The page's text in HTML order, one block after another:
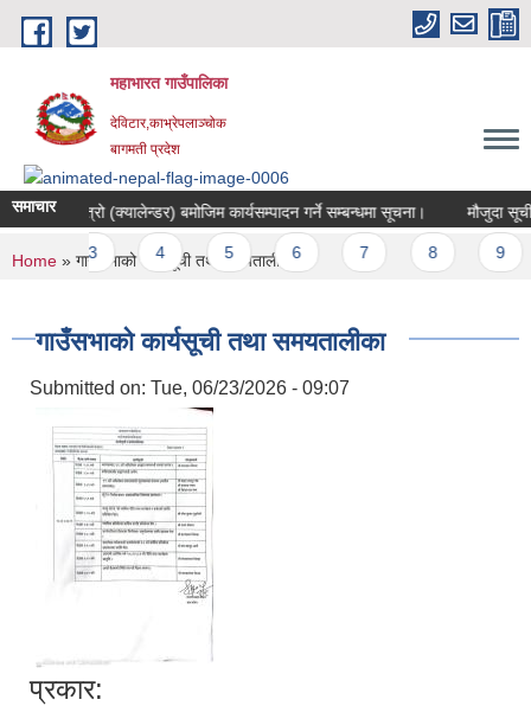
Skip to main content
महाभारत गाउँपालिका
देविटार,काभ्रेपलाञ्चोक
बागमती प्रदेश
समाचारकार्यपात्रो (क्यालेन्डर) बमोजिम कार्यसम्पादन गर्ने सम्बन्धमा सूचना। मौजुदा
2 3 7
You are here
Home » गाउँसभाको कार्यसूची तथा समयतालीका
गाउँसभाको कार्यसूची तथा समयतालीका
Submitted on: Tue, 06/23/2026 - 09:07
प्रकार: